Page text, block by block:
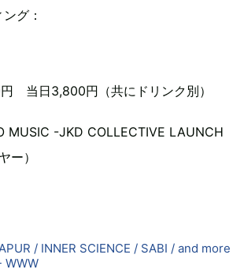
グ：
当日3,800円（共にドリンク別）
MUSIC -JKD COLLECTIVE LAUNCH
ー）
/ INNER SCIENCE / SABI / and more
WWW